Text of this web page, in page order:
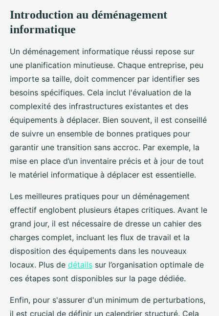
Introduction au déménagement
informatique
Un déménagement informatique réussi repose sur
une planification minutieuse. Chaque entreprise, peu
importe sa taille, doit commencer par identifier ses
besoins spécifiques. Cela inclut l'évaluation de la
complexité des infrastructures existantes et des
équipements à déplacer. Bien souvent, il est conseillé
de suivre un ensemble de bonnes pratiques pour
garantir une transition sans accroc. Par exemple, la
mise en place d’un inventaire précis et à jour de tout
le matériel informatique à déplacer est essentielle.
Les meilleures pratiques pour un déménagement
effectif englobent plusieurs étapes critiques. Avant le
grand jour, il est nécessaire de dresse un cahier des
charges complet, incluant les flux de travail et la
disposition des équipements dans les nouveaux
locaux. Plus de détails sur l’organisation optimale de
ces étapes sont disponibles sur la page dédiée.
Enfin, pour s'assurer d'un minimum de perturbations,
il est crucial de définir un calendrier structuré. Cela